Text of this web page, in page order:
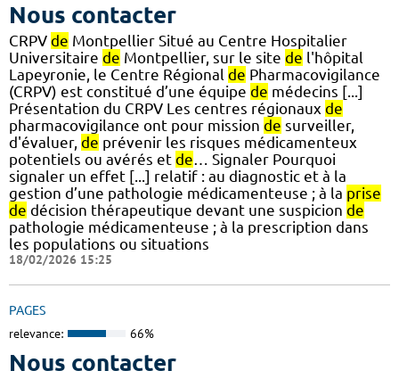
Nous contacter
CRPV de Montpellier Situé au Centre Hospitalier
Universitaire de Montpellier, sur le site de l'hôpital
Lapeyronie, le Centre Régional de Pharmacovigilance
(CRPV) est constitué d’une équipe de médecins [...]
Présentation du CRPV Les centres régionaux de
pharmacovigilance ont pour mission de surveiller,
d'évaluer, de prévenir les risques médicamenteux
potentiels ou avérés et de … Signaler Pourquoi
signaler un effet [...] relatif : au diagnostic et à la
gestion d’une pathologie médicamenteuse ; à la prise
de décision thérapeutique devant une suspicion de
pathologie médicamenteuse ; à la prescription dans
les populations ou situations
18/02/2026 15:25
PAGES
relevance: 66%
Nous contacter